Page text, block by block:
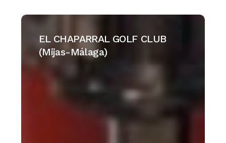
EL
CHAPARRAL
GOLF
CLUB
EL CHAPARRAL GOLF CLUB
(Mijas-Málaga)